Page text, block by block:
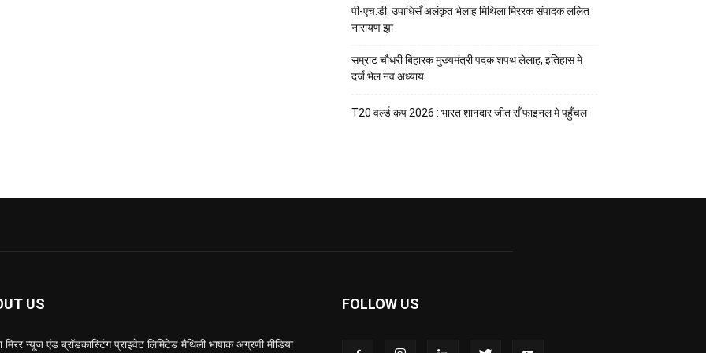
पी-एच.डी. उपाधिसँ अलंकृत भेलाह मिथिला मिररक संपादक ललित
नारायण झा
सम्राट चौधरी बिहारक मुख्यमंत्री पदक शपथ लेलाह, इतिहास मे
दर्ज भेल नव अध्याय
T20 वर्ल्ड कप 2026 : भारत शानदार जीत सँ फाइनल मे पहुँचल
US
मिरर न्यूज एंड ब्रॉडकास्टिंग प्राइवेट लिमिटेड मैथिली भाषाक अग्रणी मीडिया
FOLLOW US